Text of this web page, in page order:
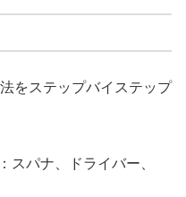
をステップバイステップ
スパナ、ドライバー、